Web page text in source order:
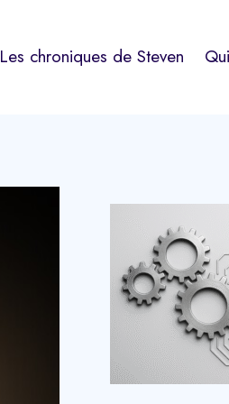
Les chroniques de Steven